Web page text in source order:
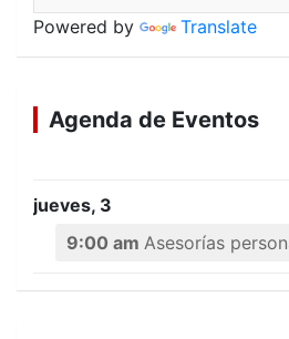
Powered by Translate
Agenda de Eventos
jueves, 3
9:00 am Asesorías